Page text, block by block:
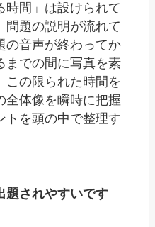
時間」は設けられて
問題の説明が流れて
の音声が終わってか
までの間に写真を素
この限られた時間を
全体像を瞬時に把握
トを頭の中で整理す
題されやすいです